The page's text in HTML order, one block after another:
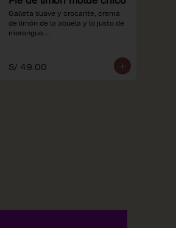
Galleta suave y crocante, crema
de limón de la abuela y lo justo de
merengue.
expresados en soles e incluyen
impuestos de ley y recargo al
S/ 49.00